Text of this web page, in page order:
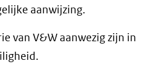
aanwijzing.
van V&W aanwezig zijn in